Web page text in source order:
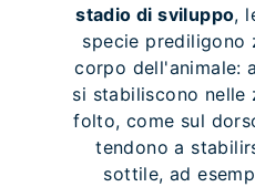
stadio di sviluppo,
specie prediligono
corpo dell'animale:
si stabiliscono nelle
folto, come sul
tendono a
sottile, ad